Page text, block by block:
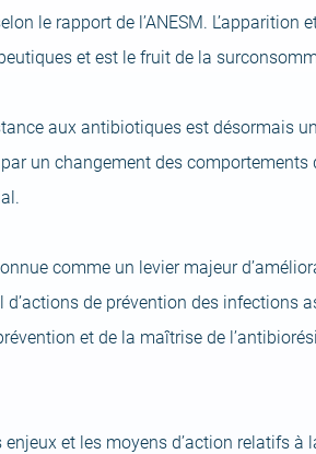
le rapport de l’ANESM.
et est le fruit de la
aux antibiotiques est désormais
un changement des
comme un levier majeur
de prévention des infections
et de la maîtrise de
enjeux et les moyens d’action relatifs à